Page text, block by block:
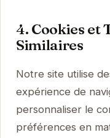
4. Cookies et
Similaires
Notre site utilise
expérience de
personnaliser le
préférences en